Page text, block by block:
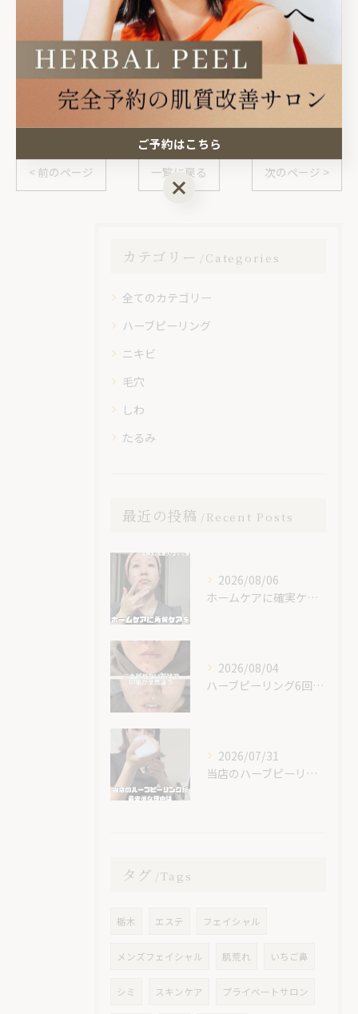
#宇都宮ニキビ #高根沢ニキビ #ニキビ跡ケア #毛穴改善
栃木 #宇都宮エステ #高根沢エステ #ハーブピーリング
宇都宮 #肌育ケア #リアルな変化 #肌質改善したい
< 前のページ 一覧に戻る 次のページ >
カテゴリー Categories
全てのカテゴリー
ハーブピーリング
ニキビ
毛穴
しわ
たるみ
最近の投稿 Recent Posts
2026/08/06
ホームケアに確実ケアを入れてみて😊✨
2026/08/04
ハーブピーリング6回での素晴らしい変化です！
2026/07/31
当店のハーブピーリングが最安値な理由🌿
タグ Tags
栃木 エステ フェイシャル
メンズフェイシャル 肌荒れ いちご鼻
シミ スキンケア プライベートサロン
ご予約はこちら
ご予約はこちら